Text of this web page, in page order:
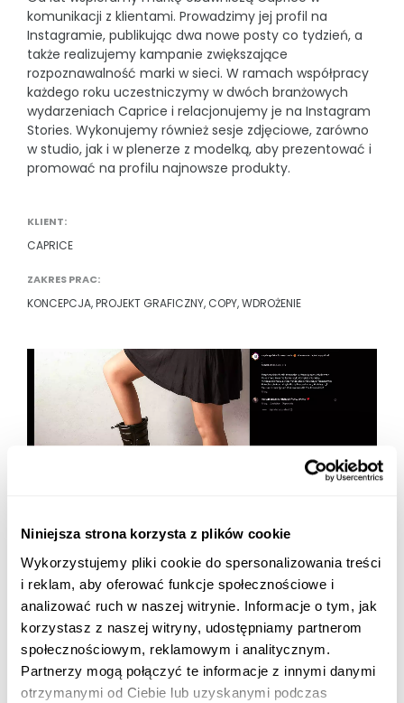
Niniejsza strona korzysta z plików cookie
Wykorzystujemy pliki cookie do spersonalizowania treści
i reklam, aby oferować funkcje społecznościowe i
analizować ruch w naszej witrynie. Informacje o tym, jak
korzystasz z naszej witryny, udostępniamy partnerom
społecznościowym, reklamowym i analitycznym.
Partnerzy mogą połączyć te informacje z innymi danymi
otrzymanymi od Ciebie lub uzyskanymi podczas
Karty produktowe
Wsparcie sprzedaży sklepów internetowych
Fotografia produktowa
POZOSTAŁE
e-learning
Social Media
Custom Publishing
Joomla!
komunikacji z klientami. Prowadzimy jej profil na
Instagramie, publikując dwa nowe posty co tydzień, a
także realizujemy kampanie zwiększające
rozpoznawalność marki w sieci. W ramach współpracy
każdego roku uczestniczymy w dwóch branżowych
wydarzeniach Caprice i relacjonujemy je na Instagram
Stories. Wykonujemy również sesje zdjęciowe, zarówno
w studio, jak i w plenerze z modelką, aby prezentować i
promować na profilu najnowsze produkty.
KLIENT:
CAPRICE
ZAKRES PRAC:
KONCEPCJA, PROJEKT GRAFICZNY, COPY, WDROŻENIE